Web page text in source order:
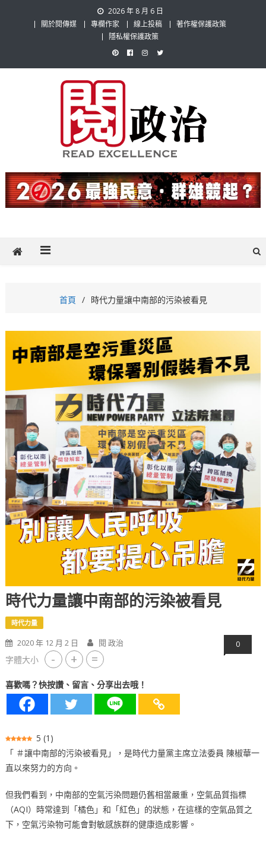
2026 年 8 月 6 日
關於閱傳媒
專欄作家 線上投稿
著作權保護政策
隱私權保護政策
閱政治 Read Gov News
題，也要專業評論，閱政治與多元的政治評論家與專欄作家邀稿合作，
讓讀者有最多元和專業的選擇。
首頁 時代力量讓中南部的污染被看見
時代力量讓中南部的污染被看見
時代力量
2020 年 12 月 2 日 閱 政治 0
字體大小 - + =
喜歡嗎？快按讚、留言、分享出去哦！
5 (1 )
「 ＃讓中南部的污染被看見」，是時代力量黨主席立法委員 陳椒華一
直以來努力的方向。
但我們看到，中南部的空氣污染問題仍舊相當嚴重，空氣品質指標
（AQI）時常達到「橘色」和「紅色」的狀態，在這樣的空氣品質之
下，空氣污染物可能會對敏感族群的健康造成影響。